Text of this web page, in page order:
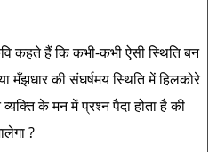
कहते हैं कि कभी-कभी ऐसी स्थिति बन
मँझधार की संघर्षमय स्थिति में हिलकोरे
के मन में प्रश्न पैदा होता है की
?